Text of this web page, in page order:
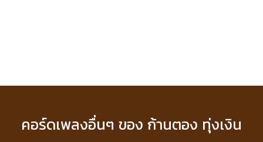
คอร์ดเพลงอื่นๆ ของ ก้านตอง ทุ่งเงิน